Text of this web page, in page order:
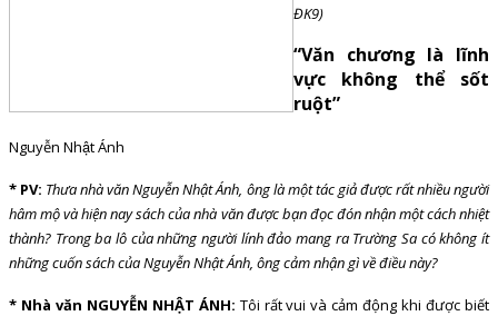
ĐK9)
“Văn chương là lĩnh
vực không thể sốt
ruột”
Nguyễn Nhật Ánh
* PV: Thưa nhà văn Nguyễn Nhật Ánh, ông là một tác giả được rất nhiều người
hâm mộ và hiện nay sách của nhà văn được bạn đọc đón nhận một cách nhiệt
thành? Trong ba lô của những người lính đảo mang ra Trường Sa có không ít
những cuốn sách của Nguyễn Nhật Ánh, ông cảm nhận gì về điều này?
* Nhà văn NGUYỄN NHẬT ÁNH: Tôi rất vui và cảm động khi được biết